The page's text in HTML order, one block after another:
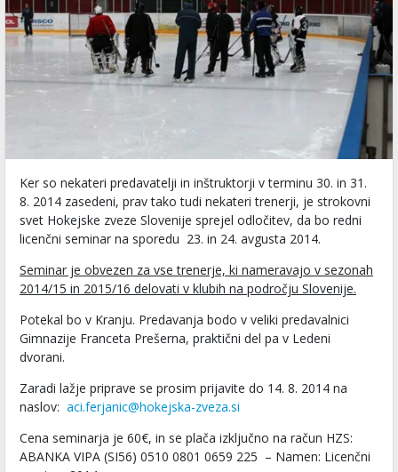
Ker so nekateri predavatelji in inštruktorji v terminu 30. in 31.
8. 2014 zasedeni, prav tako tudi nekateri trenerji, je strokovni
svet Hokejske zveze Slovenije sprejel odločitev, da bo redni
licenčni seminar na sporedu 23. in 24. avgusta 2014.
Seminar je obvezen za vse trenerje, ki nameravajo v sezonah
2014/15 in 2015/16 delovati v klubih na področju Slovenije.
Potekal bo v Kranju. Predavanja bodo v veliki predavalnici
Gimnazije Franceta Prešerna, praktični del pa v Ledeni
dvorani.
Zaradi lažje priprave se prosim prijavite do 14. 8. 2014 na
naslov: aci.ferjanic@hokejska-zveza.si
Cena seminarja je 60€, in se plača izključno na račun HZS:
ABANKA VIPA (SI56) 0510 0801 0659 225 – Namen: Licenčni